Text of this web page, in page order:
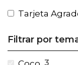
Tarjeta
Filtrar por
3